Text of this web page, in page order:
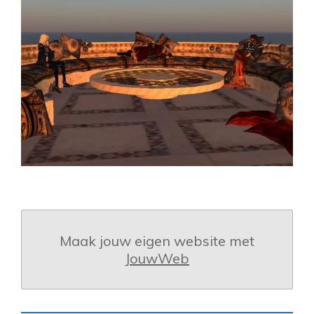
Maak jouw eigen website met
JouwWeb